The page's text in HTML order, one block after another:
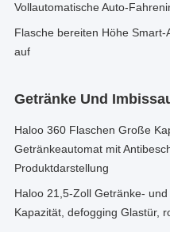
Vollautomatische Auto-
Flasche bereiten Höhe
auf
Getränke Und
Haloo 360 Flaschen Große
Getränkeautomat mit
Produktdarstellung
Haloo 21,5-Zoll Getränke-
Kapazität, defogging Glastür,